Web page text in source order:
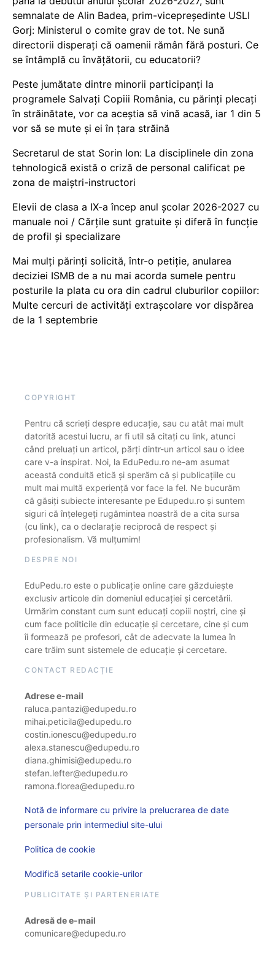
semnalate de Alin Badea, prim-vicepreședinte USLI
Gorj: Ministerul o comite grav de tot. Ne sună
directorii disperați că oamenii rămân fără posturi. Ce
se întâmplă cu învățătorii, cu educatorii?
Peste jumătate dintre minorii participanți la
programele Salvați Copiii România, cu părinți plecați
în străinătate, vor ca aceștia să vină acasă, iar 1 din 5
vor să se mute și ei în țara străină
Secretarul de stat Sorin Ion: La disciplinele din zona
tehnologică există o criză de personal calificat pe
zona de maiștri-instructori
Elevii de clasa a IX-a încep anul școlar 2026-2027 cu
manuale noi / Cărțile sunt gratuite și diferă în funcție
de profil și specializare
Mai mulți părinți solicită, într-o petiție, anularea
deciziei ISMB de a nu mai acorda sumele pentru
posturile la plata cu ora din cadrul cluburilor copiilor:
Multe cercuri de activități extrașcolare vor dispărea
de la 1 septembrie
COPYRIGHT
Pentru că scrieți despre educație, sau cu atât mai mult
datorită acestui lucru, ar fi util să citați cu link, atunci
când preluați un articol, părți dintr-un articol sau o idee
care v-a inspirat. Noi, la EduPedu.ro ne-am asumat
această conduită etică și sperăm că și publicațiile cu
mult mai multă experiență vor face la fel. Ne bucurăm
că găsiți subiecte interesante pe Edupedu.ro și suntem
siguri că înțelegeți rugămintea noastră de a cita sursa
(cu link), ca o declarație reciprocă de respect și
profesionalism. Vă mulțumim!
DESPRE NOI
EduPedu.ro este o publicație online care găzduiește
exclusiv articole din domeniul educației și cercetării.
Urmărim constant cum sunt educați copiii noștri, cine și
cum face politicile din educație și cercetare, cine și cum
îi formează pe profesori, cât de adecvate la lumea în
care trăim sunt sistemele de educație și cercetare.
CONTACT REDACȚIE
Adrese e-mail
raluca.pantazi@edupedu.ro
mihai.peticila@edupedu.ro
costin.ionescu@edupedu.ro
alexa.stanescu@edupedu.ro
diana.ghimisi@edupedu.ro
stefan.lefter@edupedu.ro
ramona.florea@edupedu.ro
Notă de informare cu privire la prelucrarea de date
personale prin intermediul site-ului
Politica de cookie
Modifică setarile cookie-urilor
PUBLICITATE ȘI PARTENERIATE
Adresă de e-mail
comunicare@edupedu.ro